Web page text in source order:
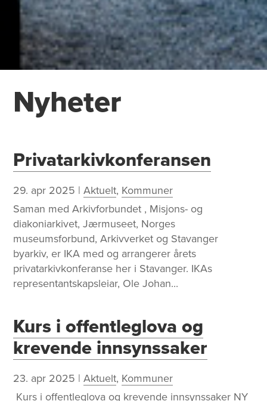
Nyheter
Privatarkivkonferansen
29. apr 2025 |Aktuelt, Kommuner
​Saman med Arkivforbundet , Misjons- og
diakoniarkivet, Jærmuseet, Norges
museumsforbund, Arkivverket og Stavanger
byarkiv, er IKA med og arrangerer årets
privatarkivkonferanse her i Stavanger. IKAs
representantskapsleiar, Ole Johan...
Kurs i offentleglova og
krevende innsynssaker
23. apr 2025 |Aktuelt, Kommuner
​ Kurs i offentleglova og krevende innsynssaker NY